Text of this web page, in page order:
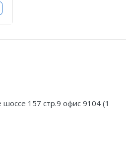
157 стр.9 офис 9104 (1